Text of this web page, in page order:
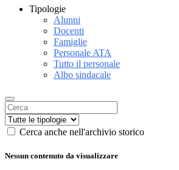
Tipologie
Alunni
Docenti
Famiglie
Personale ATA
Tutto il personale
Albo sindacale
Cerca anche nell'archivio storico
Nessun contenuto da visualizzare